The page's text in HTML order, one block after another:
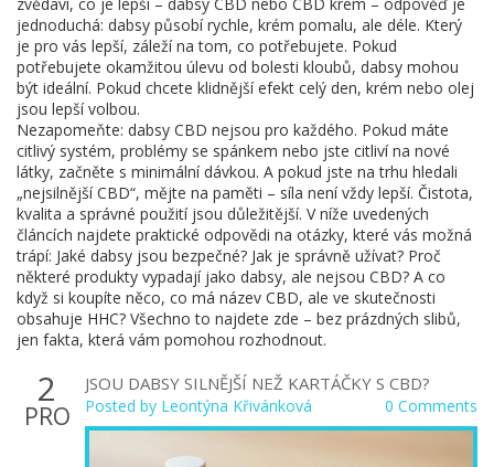
jednoduchá: dabsy působí rychle, krém pomalu, ale déle. Který
je pro vás lepší, záleží na tom, co potřebujete. Pokud
potřebujete okamžitou úlevu od bolesti kloubů, dabsy mohou
být ideální. Pokud chcete klidnější efekt celý den, krém nebo olej
jsou lepší volbou.
Nezapomeňte: dabsy CBD nejsou pro každého. Pokud máte
citlivý systém, problémy se spánkem nebo jste citliví na nové
látky, začněte s minimální dávkou. A pokud jste na trhu hledali
„nejsilnější CBD“, mějte na paměti – síla není vždy lepší. Čistota,
kvalita a správné použití jsou důležitější. V níže uvedených
článcích najdete praktické odpovědi na otázky, které vás možná
trápí: Jaké dabsy jsou bezpečné? Jak je správně užívat? Proč
některé produkty vypadají jako dabsy, ale nejsou CBD? A co
když si koupíte něco, co má název CBD, ale ve skutečnosti
obsahuje HHC? Všechno to najdete zde – bez prázdných slibů,
jen fakta, která vám pomohou rozhodnout.
2
PRO
JSOU DABSY SILNĚJŠÍ NEŽ KARTÁČKY S CBD?
Posted by Leontýna Křivánková 0 Comments